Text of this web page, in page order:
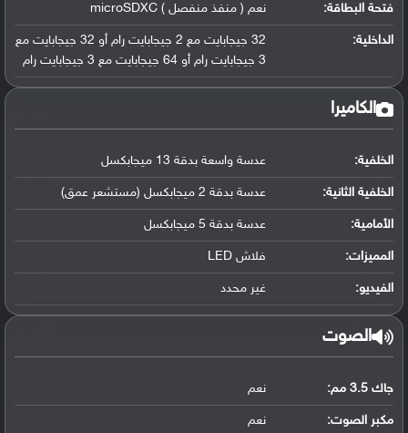
فتحة البطاقة: نعم ( منفذ منفصل ) microSDXC
الداخلية:
32 جيجابايت مع 2 جيجابايت رام أو 32 جيجابايت مع
3 جيجابايت رام أو 64 جيجابايت مع 3 جيجابايت رام
الكاميرا
الخلفية: عدسة واسعة بدقة 13 ميجابكسل
الخلفية الثانية: عدسة بدقة 2 ميجابكسل (مستشعر عمق)
الأمامية: عدسة بدقة 5 ميجابكسل
المميزات: فلاش LED
الفيديو: غير محدد
الصوت
جاك 3.5 مم: نعم
مكبر الصوت: نعم